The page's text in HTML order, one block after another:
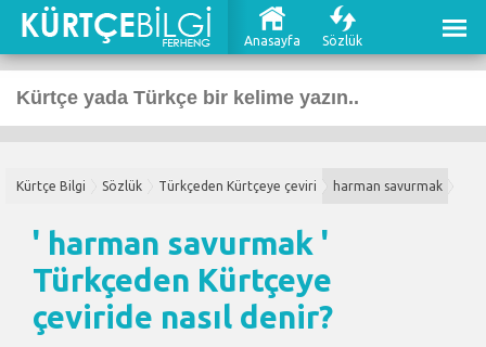
Anasayfa Sözlük
Kürtçe Bilgi Sözlük Türkçeden Kürtçeye çeviri harman savurmak
' harman savurmak '
Türkçeden Kürtçeye
çeviride nasıl denir?